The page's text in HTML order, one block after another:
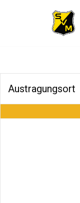
Austragungsort